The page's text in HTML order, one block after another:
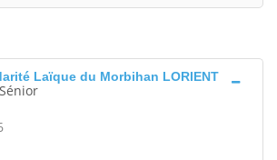
Laïque du Morbihan LORIENT